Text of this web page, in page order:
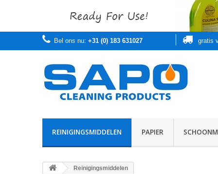
Bel ons nu: +31 (0) 183 631027 gratis
REINIGINGSMIDDELEN PAPIER
Reinigingsmiddelen